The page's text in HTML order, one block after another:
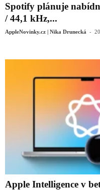
Spotify plánuje
/ 44,1 kHz,...
AppleNovinky.cz | Nika Drunecká -
Apple Intelligence v